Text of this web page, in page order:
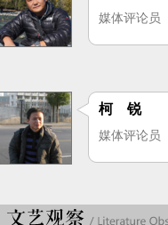
媒体评论员
柯 锐
媒体评论员